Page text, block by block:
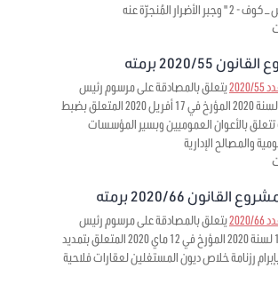
المُنجرّة عنه
2020/55 برمته
55
يتعلق بالمصادقة على مرسوم رئيس
الحكومة عدد 7 لسنة 2020 المؤرخ في 17 أفريل 2020 المتعلق بضبط
تتعلق بالأعوان العموميين وبسير المؤسسات
والمصالح الإدارية
القانون 2020/66 برمته
66
يتعلق بالمصادقة على مرسوم رئيس
الحكومة عدد 18 لسنة 2020 المؤرخ في 12 ماي 2020 المتعلق بتمديد
رزنامة خلاص ديون المستغلين لعقارات فلاحية